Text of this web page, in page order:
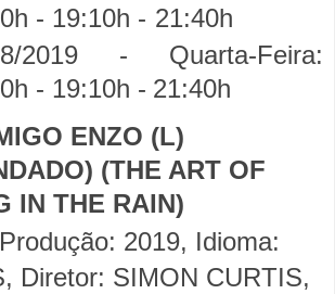
- 19:10h - 21:40h
2019 - Quarta-Feira:
- 19:10h - 21:40h
ENZO (L)
(THE ART OF
IN THE RAIN)
2019, Idioma:
Diretor: SIMON CURTIS,